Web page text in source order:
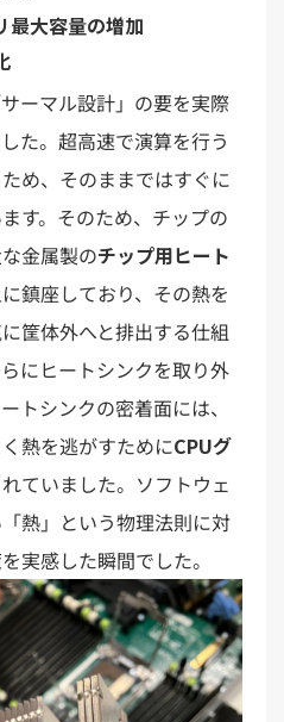
最大容量の増加
ーマル設計」の要を実際
た。超高速で演算を行う
め、そのままではすぐに
す。そのため、チップの
金属製のチップ用ヒート
鎮座しており、その熱を
筐体外へと排出する仕組
にヒートシンクを取り外
トシンクの密着面には、
熱を逃がすためにCPUグ
ていました。ソフトウェ
熱」という物理法則に対
実感した瞬間でした。